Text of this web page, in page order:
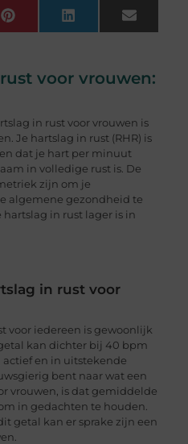
Pinterest LinkedIn Email
voor vrouwen:
in rust voor vrouwen is
Je hartslag in rust (RHR) is
dat je hart per minuut
in volledige rust is. De
zijn om je
algemene gezondheid te
in rust lager is in
in rust voor
voor iedereen is gewoonlijk
kan dichter bij 40 bpm
en in uitstekende
bent naar wat een
vrouwen, is dat gemiddelde
in gedachten te houden.
getal kan er sprake zijn een